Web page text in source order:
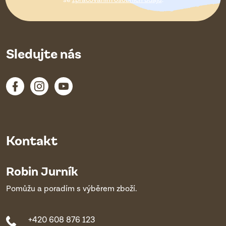
Kontakt
Robin Jurník
Pomůžu a poradím s výběrem zboží.
+420 608 876 123
Sledujte nás